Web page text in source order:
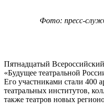
Фото: пресс-
Пятнадцатый
«Будущее театральной
Его участниками стали 400
театральных институтов,
также театров новых